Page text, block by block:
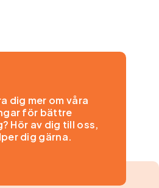
dig mer om våra
för bättre
Hör av dig till oss,
dig gärna.